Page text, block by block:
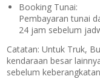
Booking Tunai:
Pembayaran tunai
24 jam sebelum
Catatan: Untuk Truk,
kendaraan besar
sebelum